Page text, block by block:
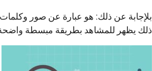
بلإجابة عن ذلك: هو عبارة عن صور
ذلك يظهر للمشاهد بطريقة مبسطة